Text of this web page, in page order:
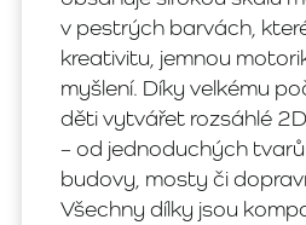
v pestrých barvách,
kreativitu, jemnou
myšlení. Díky velkému
děti vytvářet rozsáhlé
– od jednoduchých
budovy, mosty či
Všechny dílky jsou